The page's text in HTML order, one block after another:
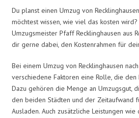
Du planst einen Umzug von
möchtest wissen, wie viel das kosten
Umzugsmeister Pfaff Recklinghausen aus
dir gerne dabei, den Kostenrahmen für
Bei einem Umzug von Recklinghausen
verschiedene Faktoren eine Rolle, die den
Dazu gehören die Menge an Umzugsgut,
den beiden Städten und der Zeitaufwand
Ausladen. Auch zusätzliche Leistungen wie